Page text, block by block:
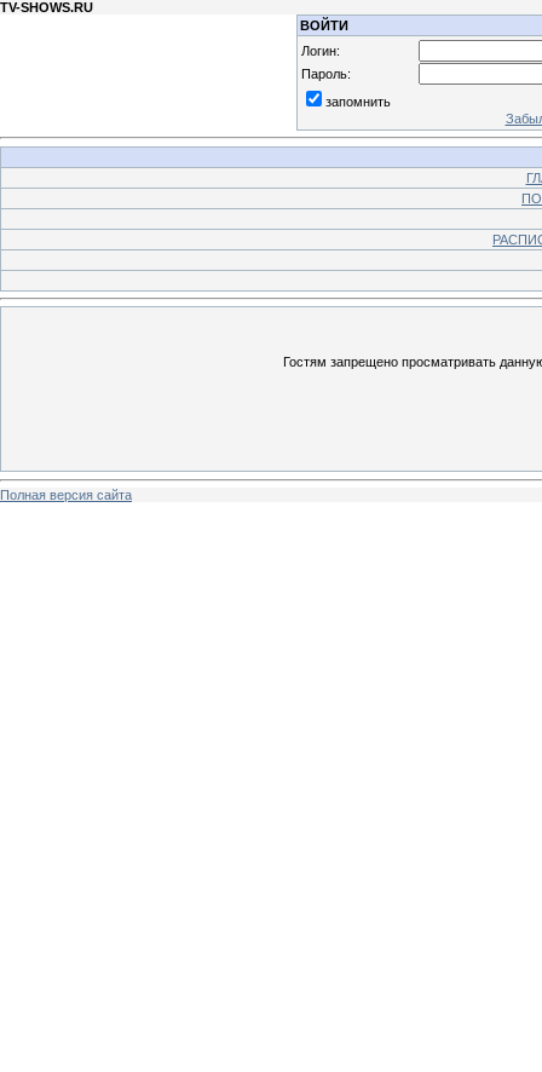
TV-SHOWS.RU
ВОЙТИ
Логин:
Пароль:
запомнить
Гостям запрещено просматривать
Полная версия сайта